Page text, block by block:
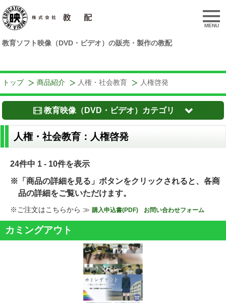
教育ソフト映像（DVD・ビデオ）の販売・製作の教配
MENU
トップ 商品紹介 人権・社会教育 人権啓発
教育映像（DVD・ビデオ）カテゴリ
人権・社会教育：人権啓発
24件中 1 - 10件を表示
※「商品の詳細を見る」ボタンをクリックされると、各商
品の詳細をご覧いただけます。
※ご注文はこちらから ≫ 購入申込書(PDF) お問い合わせフォーム
カミングアウト